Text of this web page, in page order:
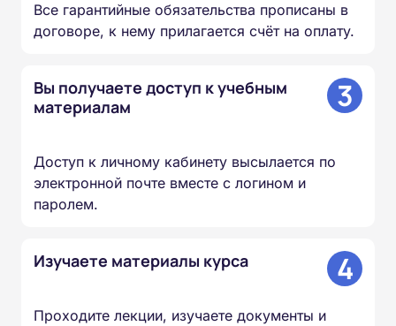
Все гарантийные обязательства прописаны в
договоре, к нему прилагается счёт на оплату.
Вы получаете доступ к учебным
материалам
3
Доступ к личному кабинету высылается по
электронной почте вместе с логином и
паролем.
Изучаете материалы курса 4
Проходите лекции, изучаете документы и